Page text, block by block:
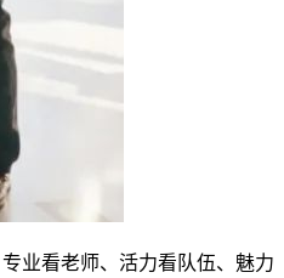
业看老师、活力看队伍、魅力